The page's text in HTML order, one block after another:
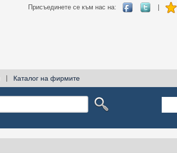
Присъединете се към нас на:
Каталог на фирмите